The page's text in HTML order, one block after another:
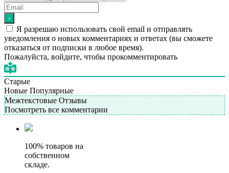
Я разрешаю использовать свой email и отправлять
уведомления о новых комментариях и ответах (вы cможете
отказаться от подписки в любое время).
Пожалуйста, войдите, чтобы прокомментировать
Старые
Новые Популярные
Межтекстовые Отзывы
Посмотреть все комментарии
100% товаров на
собственном
складе.